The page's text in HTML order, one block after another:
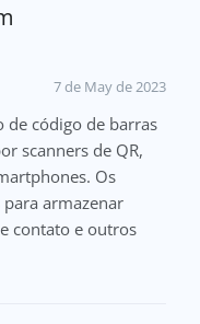
7 de May de 2023
de código de barras
scanners de QR,
Os
armazenar
contato e outros